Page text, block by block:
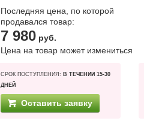
Последняя цена, по которой
продавался товар:
7 980 руб.
Цена на товар может измениться
СРОК ПОСТУПЛЕНИЯ: В ТЕЧЕНИИ 15-30
ДНЕЙ
Оставить заявку